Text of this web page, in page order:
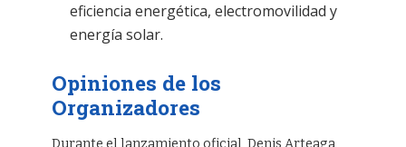
eficiencia energética, electromovilidad y
energía solar.
Opiniones de los
Organizadores
Durante el lanzamiento oficial, Denis Arteaga,